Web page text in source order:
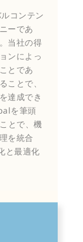
コンテン
ーであ
当社の得
ンによっ
とであ
ことで、
達成でき
を筆頭
とで、機
を統合
と最適化